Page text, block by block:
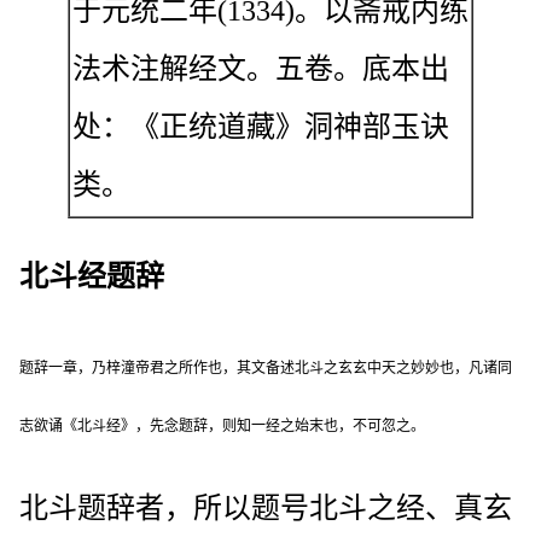
于元统二年(1334)。以斋戒内练
法术注解经文。五卷。底本出
处：《正统道藏》洞神部玉诀
类。
北斗经题辞
题辞一章，乃梓潼帝君之所作也，其文备述北斗之玄玄中天之妙妙也，凡诸同
志欲诵《北斗经》，先念题辞，则知一经之始末也，不可忽之。
北斗题辞者，所以题号北斗之经、真玄